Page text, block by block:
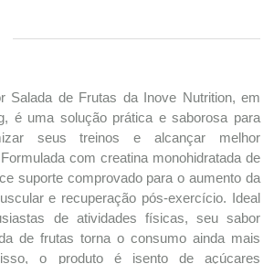
Salada de Frutas da Inove Nutrition, em
é uma solução prática e saborosa para
seus treinos e alcançar melhor
com creatina monohidratada de
suporte comprovado para o aumento da
e recuperação pós-exercício. Ideal
de atividades físicas, seu sabor
de frutas torna o consumo ainda mais
o produto é isento de açúcares